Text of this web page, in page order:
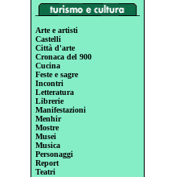
Arte e artisti
Castelli
Città d'arte
Cronaca del 900
Cucina
Feste e sagre
Incontri
Letteratura
Librerie
Manifestazioni
Menhir
Mostre
Musei
Musica
Personaggi
Report
Teatri